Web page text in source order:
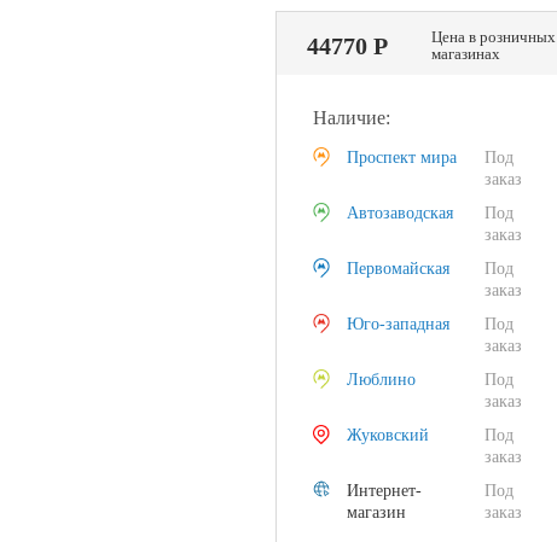
44770 Р
Цена в розничных
магазинах
Наличие:
Проспект мира
Под
заказ
Автозаводская
Под
заказ
Первомайская
Под
заказ
Юго-западная
Под
заказ
Люблино
Под
заказ
Жуковский
Под
заказ
Интернет-
магазин
Под
заказ